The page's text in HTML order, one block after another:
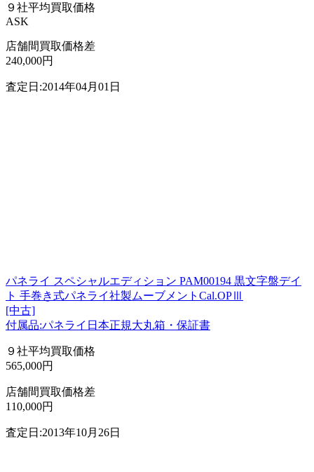
９社平均買取価格
ASK
店舗間買取価格差
240,000円
査定日:2014年04月01日
パネライ スペシャルエディション PAM00194 黒文字盤デイ
ト 手巻き式パネライ社製ムーブメントCal.OPⅢ
[中古]
付属品:パネライ日本正規大丸箱・保証書
９社平均買取価格
565,000円
店舗間買取価格差
110,000円
査定日:2013年10月26日